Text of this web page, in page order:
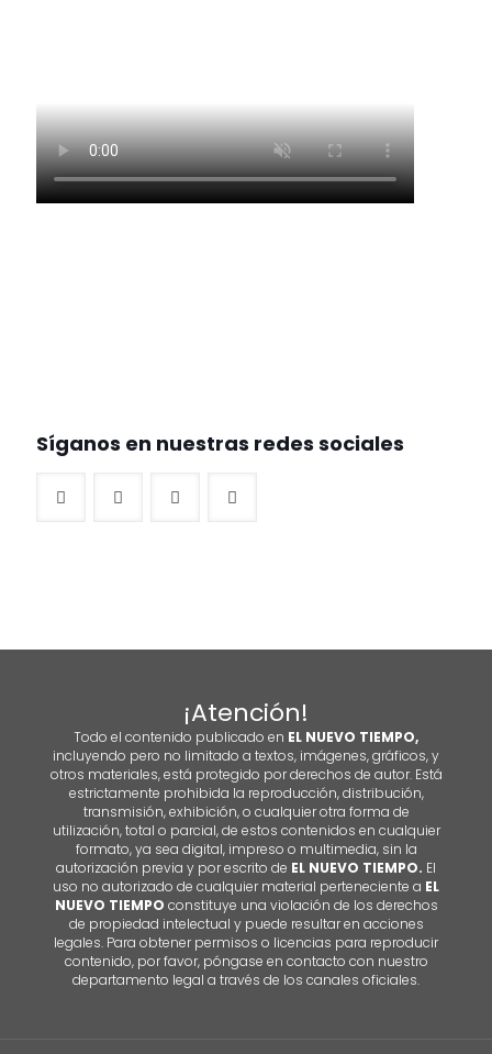
Síganos en nuestras redes sociales
¡Atención!
Todo el contenido publicado en EL NUEVO TIEMPO,
incluyendo pero no limitado a textos, imágenes, gráficos, y
otros materiales, está protegido por derechos de autor. Está
estrictamente prohibida la reproducción, distribución,
transmisión, exhibición, o cualquier otra forma de
utilización, total o parcial, de estos contenidos en cualquier
formato, ya sea digital, impreso o multimedia, sin la
autorización previa y por escrito de EL NUEVO TIEMPO. El
uso no autorizado de cualquier material perteneciente a EL
NUEVO TIEMPO constituye una violación de los derechos
de propiedad intelectual y puede resultar en acciones
legales. Para obtener permisos o licencias para reproducir
contenido, por favor, póngase en contacto con nuestro
departamento legal a través de los canales oficiales.